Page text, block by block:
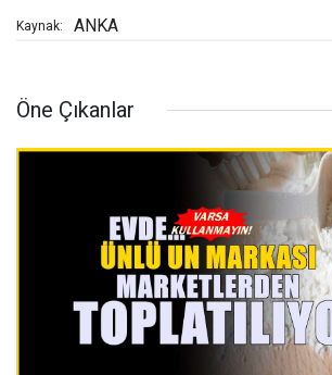
Kaynak: ANKA
Öne Çıkanlar